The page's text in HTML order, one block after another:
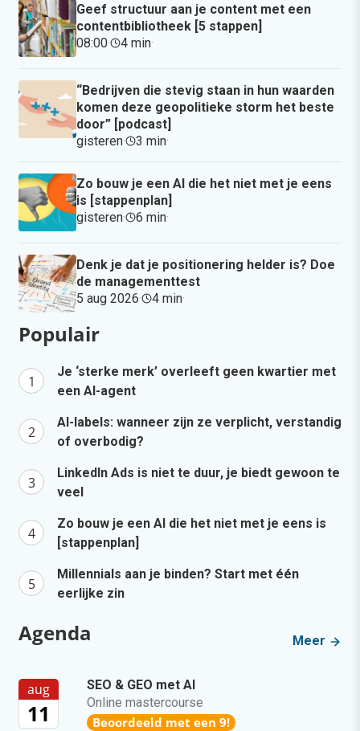
Geef structuur aan je content met een
contentbibliotheek [5 stappen]
08:00· 4 min·
“Bedrijven die stevig staan in hun waarden
komen deze geopolitieke storm het beste
door” [podcast]
gisteren· 3 min·
Zo bouw je een AI die het niet met je eens
is [stappenplan]
gisteren· 6 min·
Denk je dat je positionering helder is? Doe
de managementtest
5 aug 2026· 4 min·
Populair
Je ‘sterke merk’ overleeft geen kwartier met
een AI-agent
AI-labels: wanneer zijn ze verplicht, verstandig
of overbodig?
LinkedIn Ads is niet te duur, je biedt gewoon te
veel
Zo bouw je een AI die het niet met je eens is
[stappenplan]
Millennials aan je binden? Start met één
eerlijke zin
Agenda Meer
aug
11
SEO & GEO met AI
Online mastercourse
Beoordeeld met een 9!